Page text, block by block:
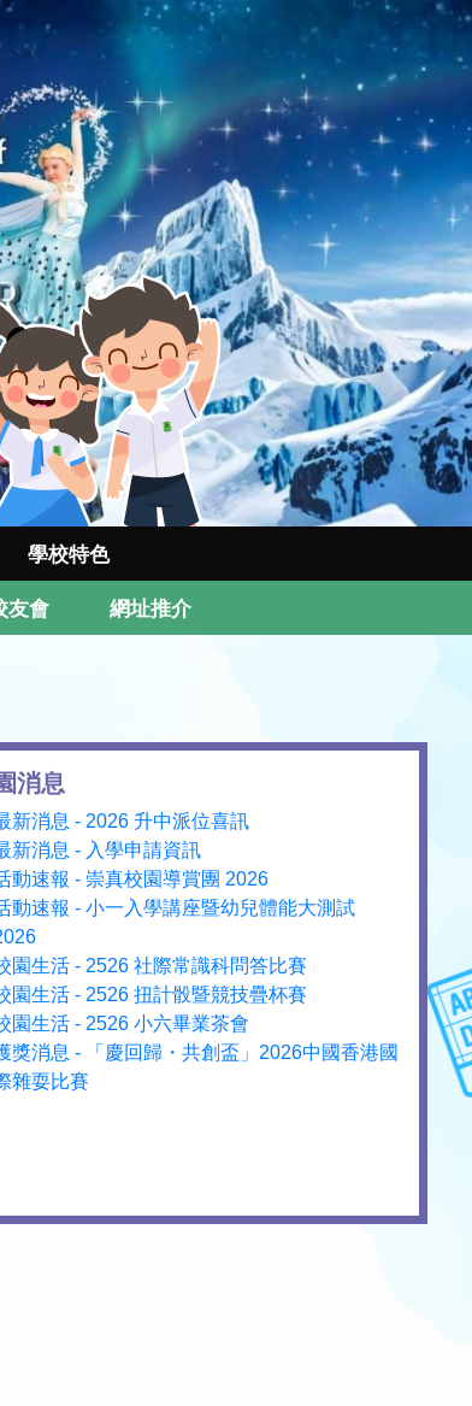
學校特色
友會 網址推介
消息
新消息 - 2026 升中派位喜訊
新消息 - 入學申請資訊
動速報 - 崇真校園導賞團 2026
動速報 - 小一入學講座暨幼兒體能大測試
園生活 - 2526 社際常識科問答比賽
園生活 - 2526 扭計骰暨競技疊杯賽
園生活 - 2526 小六畢業茶會
獎消息 - 「慶回歸・共創盃」2026中國香港國
雜耍比賽